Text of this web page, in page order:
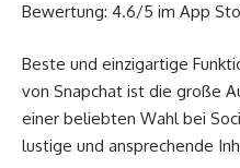
Bewertung: 4.6/5 im App
Beste und einzigartige
von Snapchat ist die große
einer beliebten Wahl bei
lustige und ansprechende